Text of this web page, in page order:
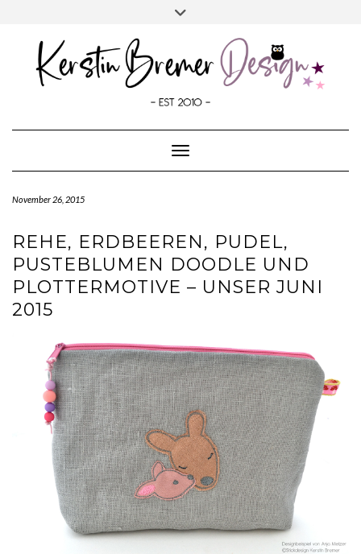
Toggle
Toggle Navigation
November 26, 2015
REHE, ERDBEEREN, PUDEL,
PUSTEBLUMEN DOODLE UND
PLOTTERMOTIVE – UNSER JUNI
2015